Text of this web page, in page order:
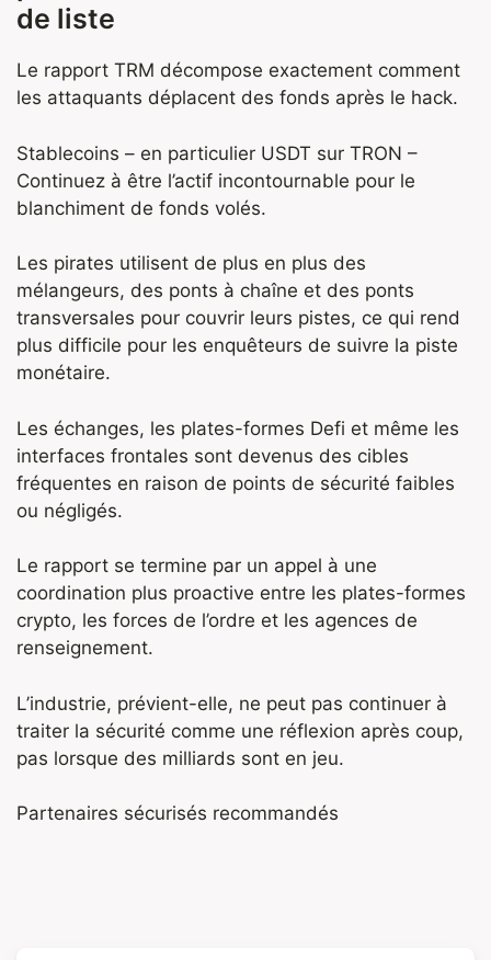
de liste
Le rapport TRM décompose exactement comment
les attaquants déplacent des fonds après le hack.
Stablecoins – en particulier USDT sur TRON –
Continuez à être l’actif incontournable pour le
blanchiment de fonds volés.
Les pirates utilisent de plus en plus des
mélangeurs, des ponts à chaîne et des ponts
transversales pour couvrir leurs pistes, ce qui rend
plus difficile pour les enquêteurs de suivre la piste
monétaire.
Les échanges, les plates-formes Defi et même les
interfaces frontales sont devenus des cibles
fréquentes en raison de points de sécurité faibles
ou négligés.
Le rapport se termine par un appel à une
coordination plus proactive entre les plates-formes
crypto, les forces de l’ordre et les agences de
renseignement.
L’industrie, prévient-elle, ne peut pas continuer à
traiter la sécurité comme une réflexion après coup,
pas lorsque des milliards sont en jeu.
Partenaires sécurisés recommandés